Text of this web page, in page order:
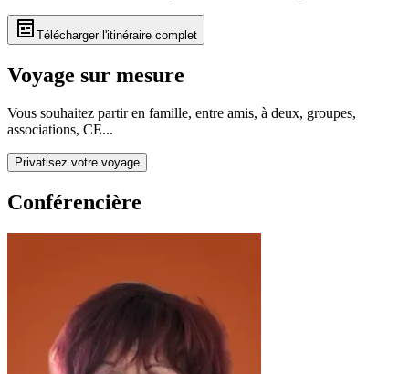
Télécharger l'itinéraire complet
Voyage sur mesure
Vous souhaitez partir en famille, entre amis, à deux, groupes,
associations, CE...
Privatisez votre voyage
Conférencière